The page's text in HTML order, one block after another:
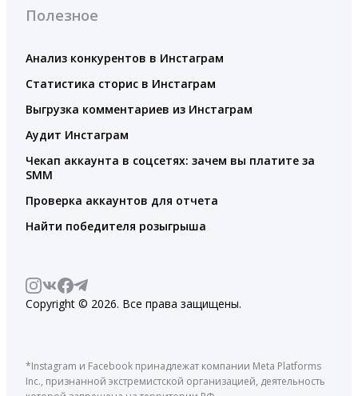
Полезное
Анализ конкурентов в Инстаграм
Статистика сторис в Инстаграм
Выгрузка комментариев из Инстаграм
Аудит Инстаграм
Чекап аккаунта в соцсетях: зачем вы платите за
SMM
Проверка аккаунтов для отчета
Найти победителя розыгрыша
Copyright © 2026. Все права защищены.
*Instagram и Facebook принадлежат компании Meta Platforms
Inc., признанной экстремистской организацией, деятельность